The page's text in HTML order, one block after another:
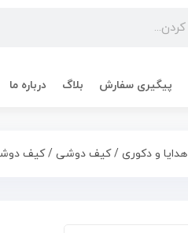
پیگیری سفارش بلاگ درباره ما
هدایا و دکوری /کیف دوشی / کیف